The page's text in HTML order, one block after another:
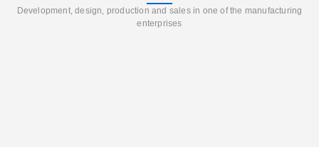
Development, design, production and sales in one of the manufacturing
enterprises